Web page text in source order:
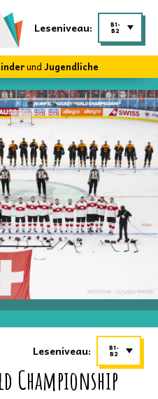
Leseniveau:
B1-
B2
undJugendliche
Leseniveau:
B1-
B2
Championship